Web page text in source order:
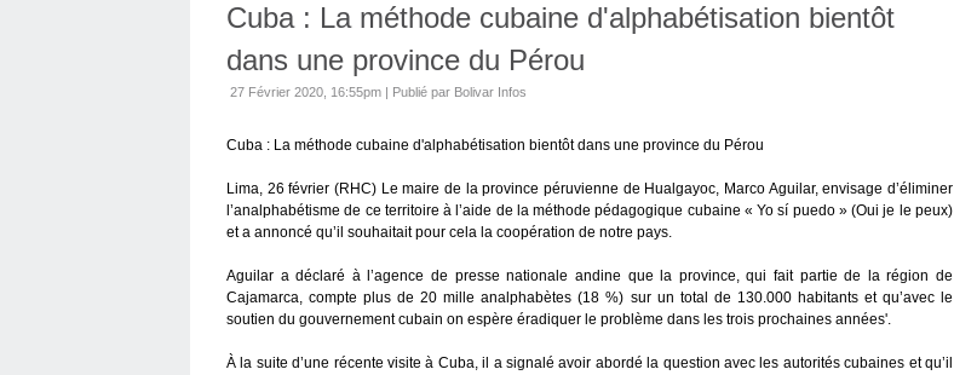
Cuba : La méthode cubaine d'alphabétisation bientôt
dans une province du Pérou
27 Février 2020, 16:55pm | Publié par Bolivar Infos
Cuba : La méthode cubaine d'alphabétisation bientôt dans une province du Pérou
Lima, 26 février (RHC) Le maire de la province péruvienne de Hualgayoc, Marco Aguilar, envisage d’éliminer
l’analphabétisme de ce territoire à l’aide de la méthode pédagogique cubaine « Yo sí puedo » (Oui je le peux)
et a annoncé qu’il souhaitait pour cela la coopération de notre pays.
Aguilar a déclaré à l’agence de presse nationale andine que la province, qui fait partie de la région de
Cajamarca, compte plus de 20 mille analphabètes (18 %) sur un total de 130.000 habitants et qu’avec le
soutien du gouvernement cubain on espère éradiquer le problème dans les trois prochaines années'.
À la suite d’une récente visite à Cuba, il a signalé avoir abordé la question avec les autorités cubaines et qu’il